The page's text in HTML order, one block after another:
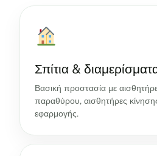
Σπίτια &
Βασική προστασία με
παραθύρου, αισθητήρες
εφαρμογής.